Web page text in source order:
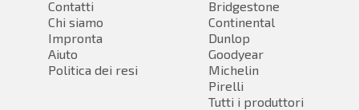
Contatti
Chi siamo
Impronta
Aiuto
Politica dei resi
Bridgestone
Continental
Dunlop
Goodyear
Michelin
Pirelli
Tutti i produttori